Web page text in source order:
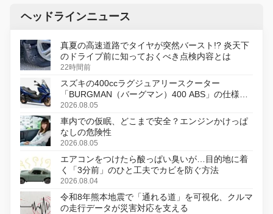
ヘッドラインニュース
真夏の高速道路でタイヤが突然バースト!? 炎天下
のドライブ前に知っておくべき点検内容とは
22時間前
スズキの400ccラグジュアリースクーター
「BURGMAN（バーグマン）400 ABS」の仕様を
変更し、8月18日に発売
2026.08.05
車内での仮眠、どこまで安全？エンジンかけっぱ
なしの危険性
2026.08.05
エアコンをつけたら酸っぱい臭いが…目的地に着
く「3分前」のひと工夫でカビを防ぐ方法
2026.08.04
令和8年熊本地震で「通れる道」を可視化、クルマ
の走行データが災害対応を支える